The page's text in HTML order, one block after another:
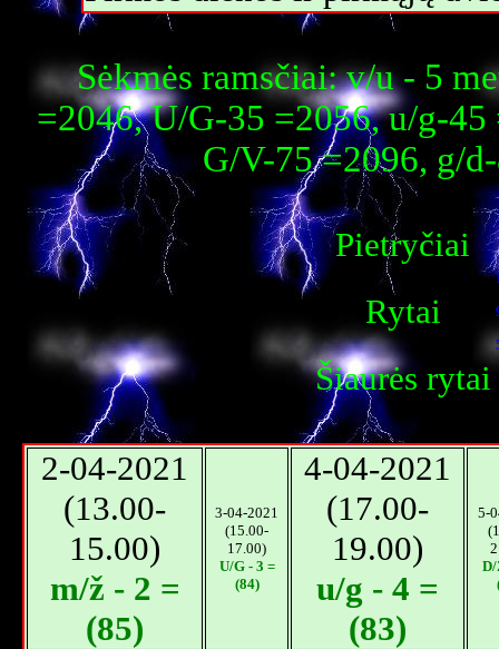
Sėkmės ramsčiai: v/u - 5
=2046, U/G-35 =2056, u/g-
G/V-75 =2096, g/
Pietryčiai
Rytai
Šiaurės rytai
2-04-2021
(13.00-
15.00)
m/ž - 2 =
(85)
3-04-2021
(15.00-
17.00)
U/G - 3 =
(84)
4-04-2021
(17.00-
19.00)
u/g - 4 =
(83)
5-
D/